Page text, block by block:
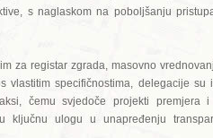
s naglaskom na poboljšanju
za registar zgrada, masovno
vlastitim specifičnostima, delegacije
čemu svjedoče projekti premjera
ključnu ulogu u unapređenju